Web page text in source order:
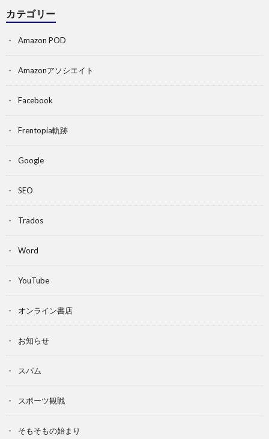
カテゴリー
Amazon POD
Amazonアソシエイト
Facebook
Frentopia軌跡
Google
SEO
Trados
Word
YouTube
オンライン書店
お知らせ
スパム
スポーツ観戦
そもそもの始まり